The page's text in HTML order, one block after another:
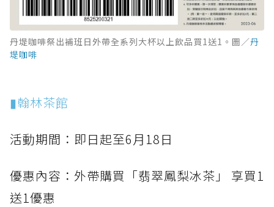
丹堤咖啡祭出補班日外帶全系列大杯以上飲品買1送1。圖／丹
堤咖啡
▮翰林茶館
活動期間：即日起至6月18日
優惠內容：外帶購買「翡翠鳳梨冰茶」 享買1
送1優惠